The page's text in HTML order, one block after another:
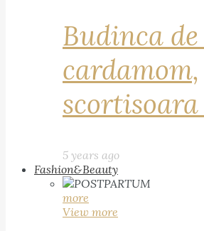
Budinca
cardamom,
5 years ago
Fashion&Beauty
more
View more